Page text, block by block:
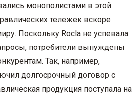
монополистами в этой
тележек вскоре
Поскольку Rocla не успевала
потребители вынуждены
Так, например,
долгосрочный договор с
продукция поступала на